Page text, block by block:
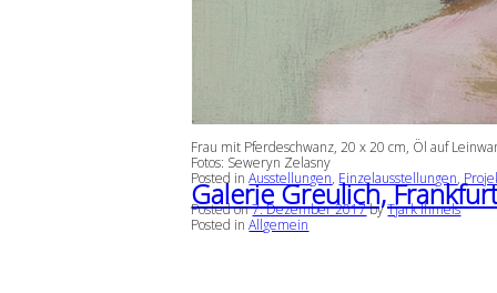
Frau mit Pferdeschwanz, 20 x 20 cm, Öl auf
Fotos: Seweryn Zelasny
Posted in Ausstellungen, Einzelausstellungen,
Galerie Greulich,
Posted on7. Dezember 2017byTjark Ihmels
Posted in Allgemein